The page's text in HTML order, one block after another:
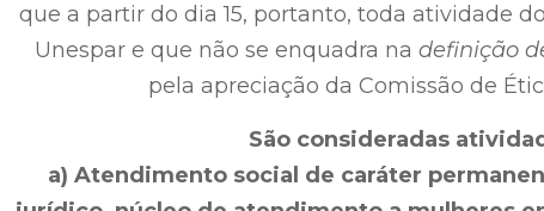
que a partir do dia 15, portanto, toda atividade
Unespar e que não se enquadra na definição
pela apreciação da Comissão de
São consideradas
a) Atendimento social de caráter